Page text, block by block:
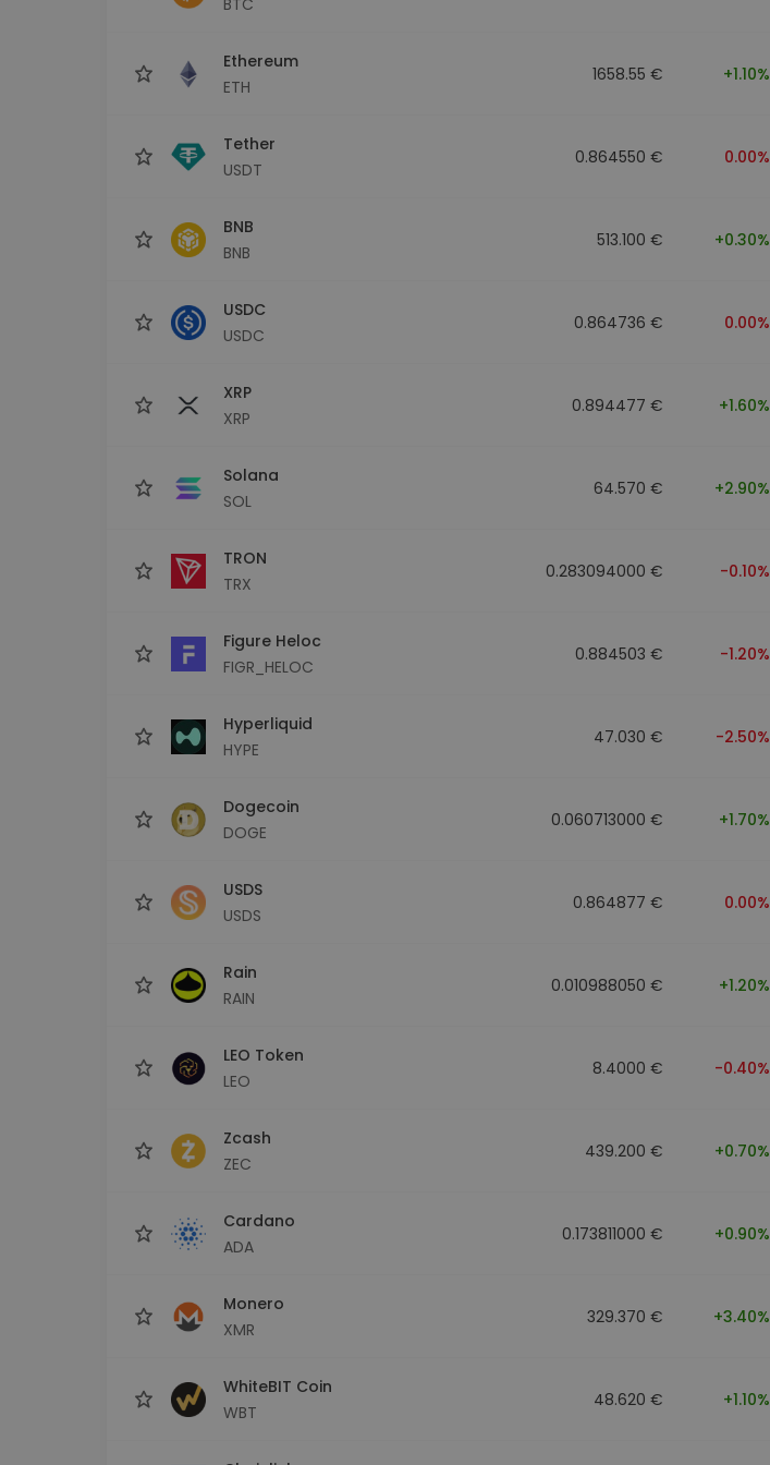
Ethereum
ETH
1658.55 € +1.10%
Tether
USDT
0.864550 € 0.00%
BNB
BNB
513.100 € +0.30%
USDC
USDC
0.864736 € 0.00%
XRP
XRP
0.894477 € +1.60%
Solana
SOL
64.570 € +2.90%
TRON
TRX
0.283094000 € -0.10%
Figure Heloc
FIGR_HELOC
0.884503 € -1.20%
Hyperliquid
HYPE
47.030 € -2.50%
Dogecoin
DOGE
0.060713000 € +1.70%
USDS
USDS
0.864877 € 0.00%
Rain
RAIN
0.010988050 € +1.20%
LEO Token
LEO
8.4000 € -0.40%
Zcash
ZEC
439.200 € +0.70%
Cardano
ADA
0.173811000 € +0.90%
Monero
XMR
329.370 € +3.40%
WhiteBIT Coin
WBT
48.620 € +1.10%